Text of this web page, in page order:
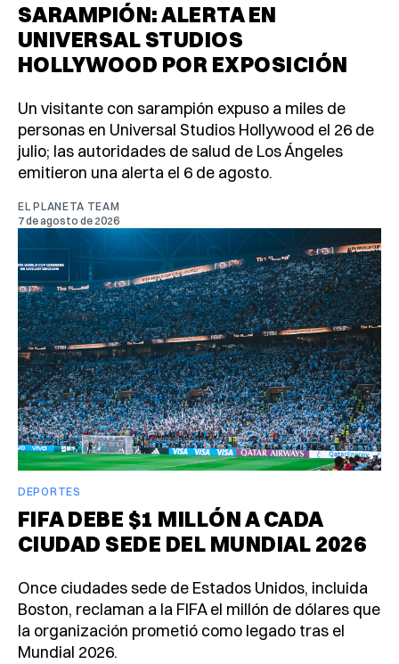
SARAMPIÓN: ALERTA EN
UNIVERSAL STUDIOS
HOLLYWOOD POR EXPOSICIÓN
Un visitante con sarampión expuso a miles de
personas en Universal Studios Hollywood el 26 de
julio; las autoridades de salud de Los Ángeles
emitieron una alerta el 6 de agosto.
EL PLANETA TEAM
7 de agosto de 2026
DEPORTES
FIFA DEBE $1 MILLÓN A CADA
CIUDAD SEDE DEL MUNDIAL 2026
Once ciudades sede de Estados Unidos, incluida
Boston, reclaman a la FIFA el millón de dólares que
la organización prometió como legado tras el
Mundial 2026.